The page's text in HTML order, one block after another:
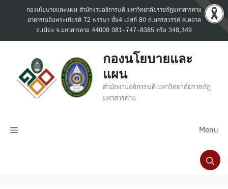
กองนโยบายและแผน สำนักงานอธิการบดี มหาวิทยาลัยราชภัฏมหาสารคาม
อาคารเฉลิมพระเกียรติ 72 พรรษา ชั้น4 เลขที่ 80 ถ.นครสวรรค์ ต.ตลาด
อ.เมือง จ.มหาสารคาม 44000 081-747-8385 หรือ 348,349
กองนโยบายและ
แผน
สำนักงานอธิการบดี มหาวิทยาลัยราชภัฏ
มหาสารคาม
Menu